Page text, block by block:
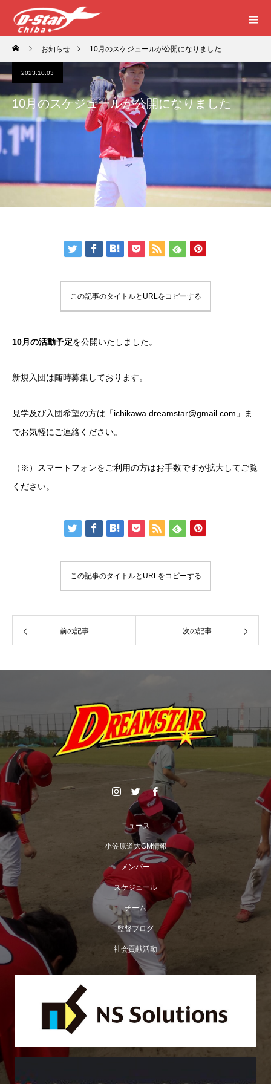
お知らせ 10月のスケジュールが公開になりました
2023.10.03
10月のスケジュールが公開になりました
この記事のタイトルとURLをコピーする
10月の活動予定を公開いたしました。
新規入団は随時募集しております。
見学及び入団希望の方は「ichikawa.dreamstar@gmail.com」ま
でお気軽にご連絡ください。
（※）スマートフォンをご利用の方はお手数ですが拡大してご覧
ください。
この記事のタイトルとURLをコピーする
前の記事 次の記事
ニュース
小笠原道大GM情報
メンバー
スケジュール
チーム
監督ブログ
社会貢献活動